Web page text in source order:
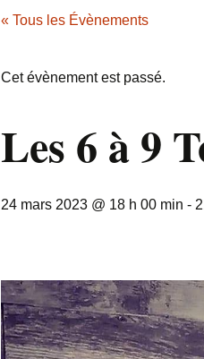
« Tous les Évènements
Cet évènement est passé.
Les 6 à 9
24 mars 2023 @ 18 h 00 min -